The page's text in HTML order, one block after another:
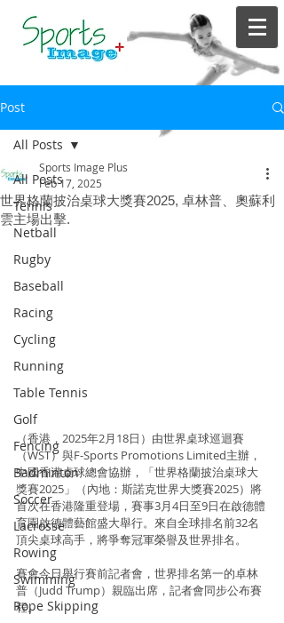
Post
All Posts
Tennis
Netball
Rugby
Baseball
Racing
Cycling
Running
Table Tennis
Golf
Fencing
Badminton
Soccer
Lacrosse
Rowing
Swimming
Rope Skipping
All Posts
世界格蘭披治桌球大獎賽2025, 卓林普、奧蘇利
雲主場出擊.
Sports Image Plus
Feb 17, 2025
（香港，2025年2月18日）由世界桌球巡迴賽
（WST）與F-Sports Promotions Limited主辦，
中國香港桌球總會協辦，「世界格蘭披治桌球大
獎賽2025」（內地：斯諾克世界大獎賽2025）將
首次在香港隆重登場，賽事3月4日至9日在啟德體
育園啟德體藝館盛大舉行。來自全球排名前32名
頂尖桌球高手，將爭奪冠軍榮譽及世界排名。
賽會今日舉行賽前記者會，世界排名第一的卓林
普（Judd Trump）親臨出席，記者會同步公布賽
程。